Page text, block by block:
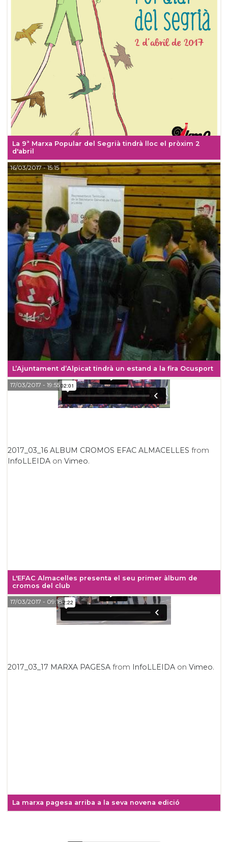
La 9ª Marxa Popular del Segrià tindrà lloc el pròxim 2
d'abril
L’Ajuntament d’Alpicat tindrà un estand a la fira Ocusport
16/03/2017- 15:15
2017_03_16 ALBUM CROMOS EFAC ALMACELLES from
InfoLLEIDA onVimeo.
L'EFAC Almacelles presenta el seu primer àlbum de
cromos del club
17/03/2017 - 19:55
2017_03_17 MARXA PAGESA from InfoLLEIDA onVimeo.
La marxa pagesa arriba a la seva novena edició
17/03/2017 - 09:18